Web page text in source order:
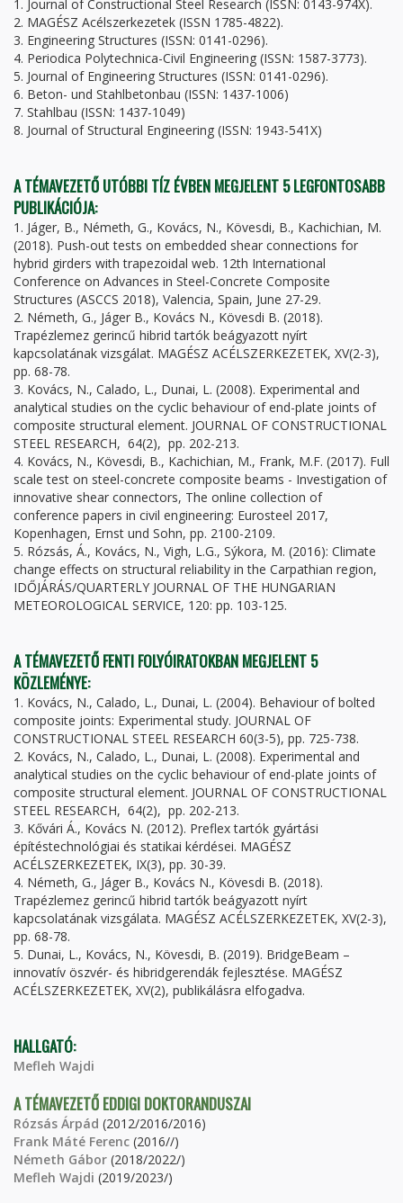
1. Journal of Constructional Steel Research (ISSN: 0143-974X).
2. MAGÉSZ Acélszerkezetek (ISSN 1785-4822).
3. Engineering Structures (ISSN: 0141-0296).
4. Periodica Polytechnica-Civil Engineering (ISSN: 1587-3773).
5. Journal of Engineering Structures (ISSN: 0141-0296).
6. Beton- und Stahlbetonbau (ISSN: 1437-1006)
7. Stahlbau (ISSN: 1437-1049)
8. Journal of Structural Engineering (ISSN: 1943-541X)
A TÉMAVEZETŐ UTÓBBI TÍZ ÉVBEN MEGJELENT 5 LEGFONTOSABB
PUBLIKÁCIÓJA:
1. Jáger, B., Németh, G., Kovács, N., Kövesdi, B., Kachichian, M.
(2018). Push-out tests on embedded shear connections for
hybrid girders with trapezoidal web. 12th International
Conference on Advances in Steel-Concrete Composite
Structures (ASCCS 2018), Valencia, Spain, June 27-29.
2. Németh, G., Jáger B., Kovács N., Kövesdi B. (2018).
Trapézlemez gerincű hibrid tartók beágyazott nyírt
kapcsolatának vizsgálat. MAGÉSZ ACÉLSZERKEZETEK, XV(2-3),
pp. 68-78.
3. Kovács, N., Calado, L., Dunai, L. (2008). Experimental and
analytical studies on the cyclic behaviour of end-plate joints of
composite structural element. JOURNAL OF CONSTRUCTIONAL
STEEL RESEARCH, 64(2), pp. 202-213.
4. Kovács, N., Kövesdi, B., Kachichian, M., Frank, M.F. (2017). Full
scale test on steel-concrete composite beams - Investigation of
innovative shear connectors, The online collection of
conference papers in civil engineering: Eurosteel 2017,
Kopenhagen, Ernst und Sohn, pp. 2100-2109.
5. Rózsás, Á., Kovács, N., Vigh, L.G., Sýkora, M. (2016): Climate
change effects on structural reliability in the Carpathian region,
IDŐJÁRÁS/QUARTERLY JOURNAL OF THE HUNGARIAN
METEOROLOGICAL SERVICE, 120: pp. 103-125.
A TÉMAVEZETŐ FENTI FOLYÓIRATOKBAN MEGJELENT 5
KÖZLEMÉNYE:
1. Kovács, N., Calado, L., Dunai, L. (2004). Behaviour of bolted
composite joints: Experimental study. JOURNAL OF
CONSTRUCTIONAL STEEL RESEARCH 60(3-5), pp. 725-738.
2. Kovács, N., Calado, L., Dunai, L. (2008). Experimental and
analytical studies on the cyclic behaviour of end-plate joints of
composite structural element. JOURNAL OF CONSTRUCTIONAL
STEEL RESEARCH, 64(2), pp. 202-213.
3. Kővári Á., Kovács N. (2012). Preflex tartók gyártási
építéstechnológiai és statikai kérdései. MAGÉSZ
ACÉLSZERKEZETEK, IX(3), pp. 30-39.
4. Németh, G., Jáger B., Kovács N., Kövesdi B. (2018).
Trapézlemez gerincű hibrid tartók beágyazott nyírt
kapcsolatának vizsgálata. MAGÉSZ ACÉLSZERKEZETEK, XV(2-3),
pp. 68-78.
5. Dunai, L., Kovács, N., Kövesdi, B. (2019). BridgeBeam –
innovatív öszvér- és hibridgerendák fejlesztése. MAGÉSZ
ACÉLSZERKEZETEK, XV(2), publikálásra elfogadva.
HALLGATÓ:
Mefleh Wajdi
A TÉMAVEZETŐ EDDIGI DOKTORANDUSZAI
Rózsás Árpád (2012/2016/2016)
Frank Máté Ferenc (2016//)
Németh Gábor (2018/2022/)
Mefleh Wajdi (2019/2023/)